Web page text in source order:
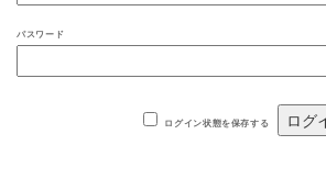
パスワード
ログイン状態を保存する